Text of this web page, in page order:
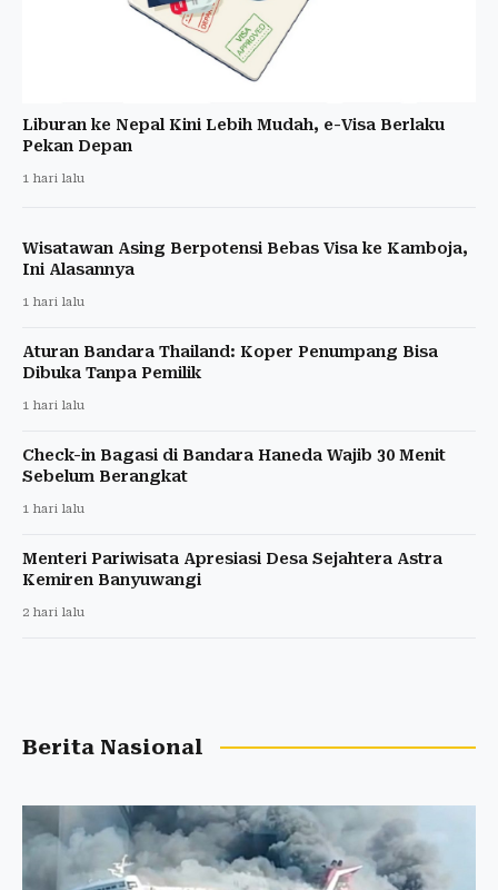
Liburan ke Nepal Kini Lebih Mudah, e-Visa Berlaku
Pekan Depan
1 hari lalu
Wisatawan Asing Berpotensi Bebas Visa ke Kamboja,
Ini Alasannya
1 hari lalu
Aturan Bandara Thailand: Koper Penumpang Bisa
Dibuka Tanpa Pemilik
1 hari lalu
Check-in Bagasi di Bandara Haneda Wajib 30 Menit
Sebelum Berangkat
1 hari lalu
Menteri Pariwisata Apresiasi Desa Sejahtera Astra
Kemiren Banyuwangi
2 hari lalu
Berita Nasional